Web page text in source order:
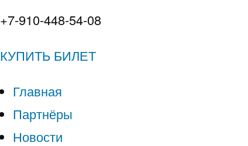
+7-910-448-54-08
КУПИТЬ БИЛЕТ
Главная
Партнёры
Новости